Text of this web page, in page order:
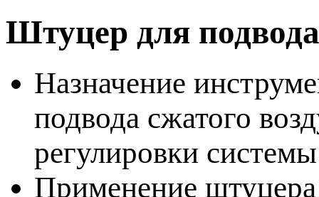
Штуцер для
Назначение
подвода сжатого
регулировки
Применение штуцера